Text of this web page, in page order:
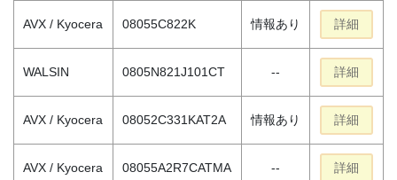
AVX / Kyocera 08055C822K 情報あり 詳細
WALSIN 0805N821J101CT -- 詳細
AVX / Kyocera 08052C331KAT2A 情報あり 詳細
AVX / Kyocera 08055A2R7CATMA -- 詳細